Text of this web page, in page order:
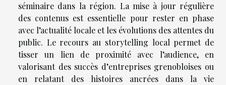
séminaire dans la région. La mise à jour régulière
des contenus est essentielle pour rester en phase
avec l’actualité locale et les évolutions des attentes du
public. Le recours au storytelling local permet de
tisser un lien de proximité avec l’audience, en
valorisant des succès d’entreprises grenobloises ou
en relatant des histoires ancrées dans la vie